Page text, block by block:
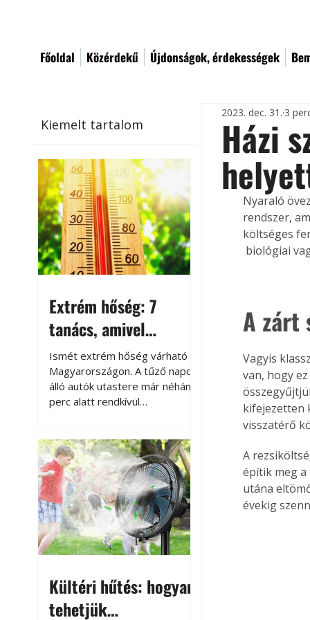
Főoldal Közérdekű Újdonságok, érdekességek
Kiemelt tartalom
Extrém hőség: 7
tanács, amivel
megóvhatjuk
autónkat a nyári
károktól
Ismét extrém hőség várható
Magyarországon. A tűző napon
álló autók utastere már néhány
perc alatt rendkívül
megközelítheti. Ez nemcsak a
beszállást teszi kellemetlenné,
hanem az autó állapotára és a
benne hagyott tárgyakra is
káros hatással lehet. Néhány
egyszerű óvintézkedéssel
azonban jelentősen
csökkenthetjük a hőség káros
Kültéri hűtés: hogyan
tehetjük
Házi
2023. dec. 31. 3
Nyaraló
rendszer,
költséges
biológiai
A zárt
Vagyis
van, hogy
kifejezetten
visszatérő
A
építik meg
utána
évekig